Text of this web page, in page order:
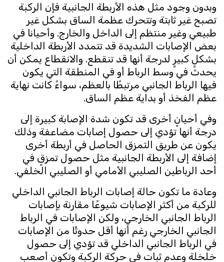
وبدون وجود مثل هذه الأربطة الجانبية فإن الركبة
تصبح غير ثابتة وتتحرك عظمة الساق بشكل غير
طبيعي وغير منتظم إلى الداخل والخارج. وأحيانا في
بعض الإصابات الشديدة قد تتمدد الأربطة الداخلية
بشكلٍ كبيرٍ لدرجة أنها قد تنقطع. والانقطاع يمكن أن
يحدث في وسط الرباط أو في المنطقة التي يكون
فيها الرباط الجانبي مرتبطًا بالعظم، سواءً كانت نهاية
عظم الفخذ أو بداية عظم الساق.
وفي أحيانٍ أخرى قد تكون شدة الإصابة كبيرة إلى
درجة أنها تؤدي إلى حصول إصابات مضاعفة وذلك
يكون عن طريق التمزق الحاصل في أربطة أخرى
إضافة إلى الأربطة الجانبية مثل حصول تمزقٍ في
أحد الرباطين الصليبي الأمامي أو الصليبي الخلفي.
وعادة ما تكون حالة إصابات الرباط الجانبي الداخلي
للركبة من أكثر الإصابات شيوعًا مقارنة بإصابات
الرباط الجانبي الخارجي، ولكن الإصابات في الرباط
الجانبي الخارجي رغم أنها أقل حدوثًا من الإصابات
في الرباط الجانبي الداخلي قد تؤدي إلى حصول
خلخلة وعدم ثبات في حركة الركبة وتكون أصعب